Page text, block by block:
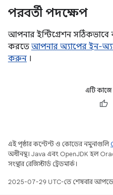
পরবর্তী পদক্ষেপ
আপনার ইন্টিগ্রেশন সঠিকভাবে
করতে আপনার অ্যাপের ইন-
করুন ।
এটি কাজে
এই পৃষ্ঠার কন্টেন্ট ও কোডের নমুনাগুলি
অধীনস্থ। Java এবং OpenJDK হল
সংস্থার রেজিস্টার্ড ট্রেডমার্ক।
2025-07-29 UTC-তে শেষবার